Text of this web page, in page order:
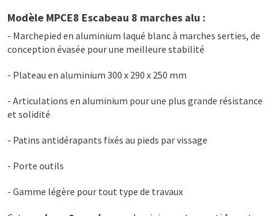
Modèle MPCE8 Escabeau 8 marches alu :
- Marchepied en aluminium laqué blanc à marches serties, de
conception évasée pour une meilleure stabilité
- Plateau en aluminium 300 x 290 x 250 mm
- Articulations en aluminium pour une plus grande résistance
et solidité
- Patins antidérapants fixés au pieds par vissage
- Porte outils
- Gamme légère pour tout type de travaux